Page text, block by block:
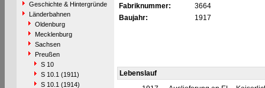
Geschichte & Hintergründe
Länderbahnen
Oldenburg
Mecklenburg
Sachsen
Preußen
S 10
S 10.1 (1911)
S 10.1 (1914)
Fabriknummer:
3664
Baujahr:
1917
Lebenslauf